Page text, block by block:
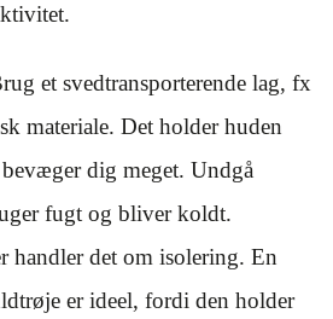
et svedtransporterende lag, fx
materiale. Det holder huden
dig meget. Undgå
fugt og bliver koldt.
handler det om isolering. En
er ideel, fordi den holder